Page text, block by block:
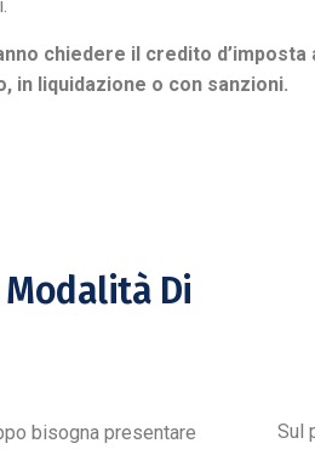
chiedere il credito d’imposta
in liquidazione o con sanzioni.
Modalità Di
bisogna presentare
Sul